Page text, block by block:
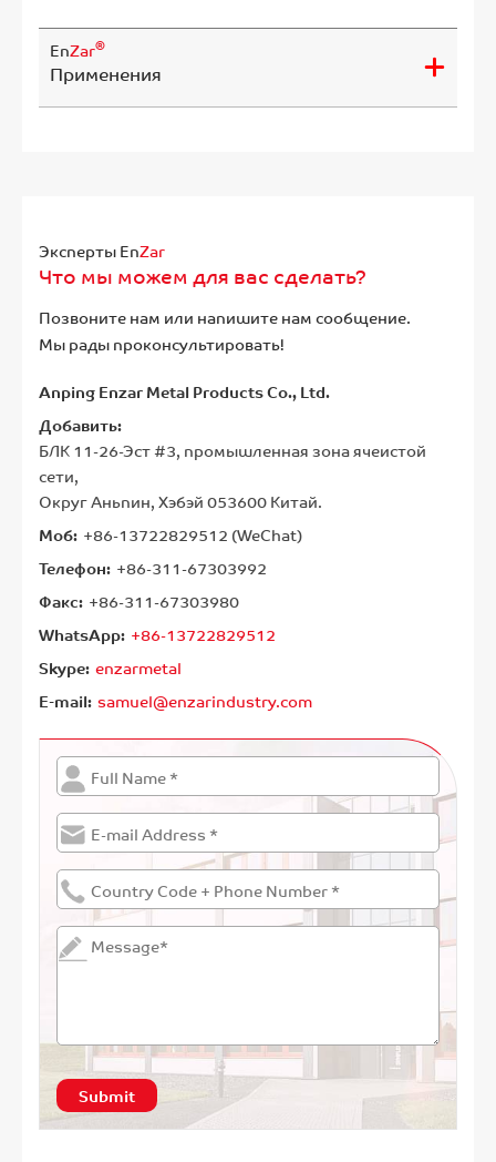
EnZar®
Применения
Эксперты EnZar
Что мы можем для вас сделать?
Позвоните нам или напишите нам сообщение.
Мы рады проконсультировать!
Anping Enzar Metal Products Co., Ltd.
Добавить:
БЛК 11-26-Эст #3, промышленная зона ячеистой
сети,
Округ Аньпин, Хэбэй 053600 Китай.
Моб: +86-13722829512 (WeChat)
Телефон: +86-311-67303992
Факс: +86-311-67303980
WhatsApp: +86-13722829512
Skype: enzarmetal
E-mail: samuel@enzarindustry.com
Submit